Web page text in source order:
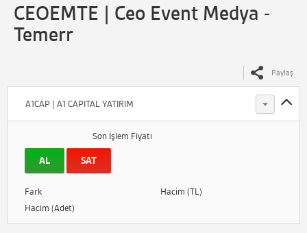
CEOEMTE | Ceo Event Medya -
Temerr
Paylaş
A1CAP | A1 CAPITAL YATIRIM
Son İşlem Fiyatı
AL SAT
Fark
Hacim (TL)
Hacim (Adet)